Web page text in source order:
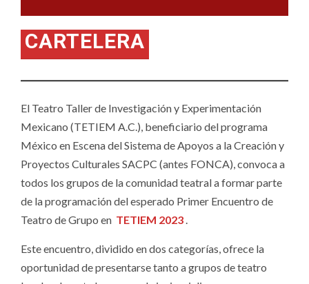
CARTELERA
El Teatro Taller de Investigación y Experimentación
Mexicano (TETIEM A.C.), beneficiario del programa
México en Escena del Sistema de Apoyos a la Creación y
Proyectos Culturales SACPC (antes FONCA), convoca a
todos los grupos de la comunidad teatral a formar parte
de la programación del esperado Primer Encuentro de
Teatro de Grupo en TETIEM 2023 .
Este encuentro, dividido en dos categorías, ofrece la
oportunidad de presentarse tanto a grupos de teatro